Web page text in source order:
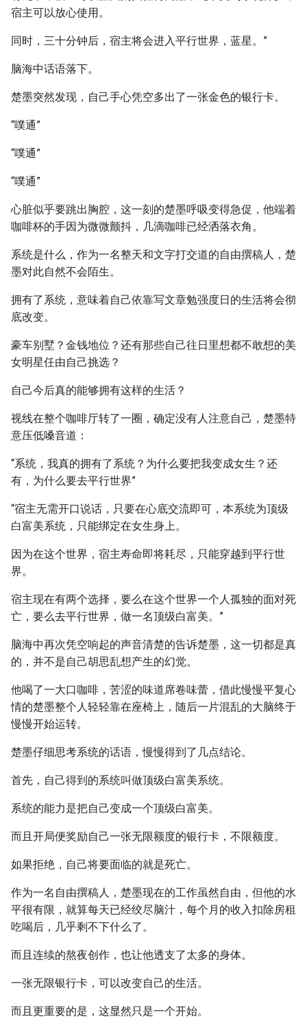
宿主可以放心使用。
同时，三十分钟后，宿主将会进入平行世界，蓝星。”
脑海中话语落下。
楚墨突然发现，自己手心凭空多出了一张金色的银行卡。
“噗通”
“噗通”
“噗通”
心脏似乎要跳出胸腔，这一刻的楚墨呼吸变得急促，他端着
咖啡杯的手因为微微颤抖，几滴咖啡已经洒落衣角。
系统是什么，作为一名整天和文字打交道的自由撰稿人，楚
墨对此自然不会陌生。
拥有了系统，意味着自己依靠写文章勉强度日的生活将会彻
底改变。
豪车别墅？金钱地位？还有那些自己往日里想都不敢想的美
女明星任由自己挑选？
自己今后真的能够拥有这样的生活？
视线在整个咖啡厅转了一圈，确定没有人注意自己，楚墨特
意压低嗓音道：
“系统，我真的拥有了系统？为什么要把我变成女生？还
有，为什么要去平行世界”
“宿主无需开口说话，只要在心底交流即可，本系统为顶级
白富美系统，只能绑定在女生身上。
因为在这个世界，宿主寿命即将耗尽，只能穿越到平行世
界。
宿主现在有两个选择，要么在这个世界一个人孤独的面对死
亡，要么去平行世界，做一名顶级白富美。”
脑海中再次凭空响起的声音清楚的告诉楚墨，这一切都是真
的，并不是自己胡思乱想产生的幻觉。
他喝了一大口咖啡，苦涩的味道席卷味蕾，借此慢慢平复心
情的楚墨整个人轻轻靠在座椅上，随后一片混乱的大脑终于
慢慢开始运转。
楚墨仔细思考系统的话语，慢慢得到了几点结论。
首先，自己得到的系统叫做顶级白富美系统。
系统的能力是把自己变成一个顶级白富美。
而且开局便奖励自己一张无限额度的银行卡，不限额度。
如果拒绝，自己将要面临的就是死亡。
作为一名自由撰稿人，楚墨现在的工作虽然自由，但他的水
平很有限，就算每天已经绞尽脑汁，每个月的收入扣除房租
吃喝后，几乎剩不下什么了。
而且连续的熬夜创作，也让他透支了太多的身体。
一张无限银行卡，可以改变自己的生活。
而且更重要的是，这显然只是一个开始。